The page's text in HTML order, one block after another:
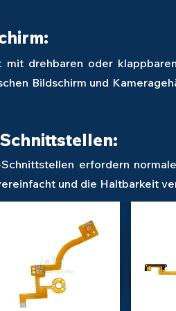
drehbaren oder
Bildschirm und
erfordern
und die Haltbarkeit